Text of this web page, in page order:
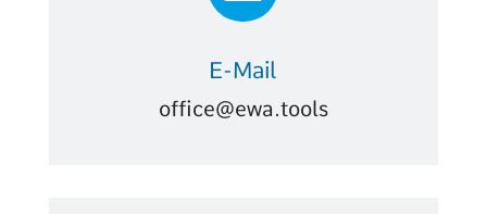
E-Mail
office@ewa.tools